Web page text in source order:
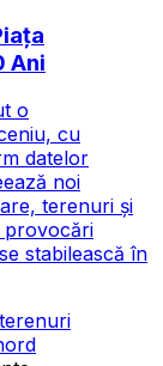
Ani
o
cu
datelor
noi
terenuri și
provocări
stabilească în